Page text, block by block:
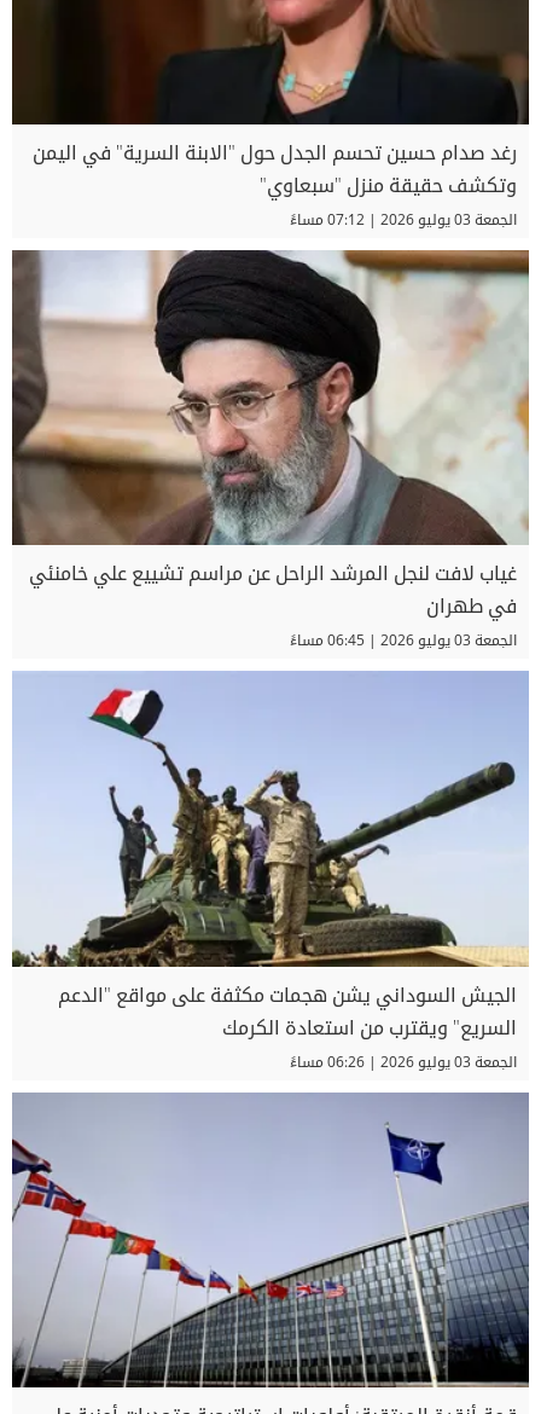
رغد صدام حسين تحسم الجدل حول "الابنة السرية" في اليمن
وتكشف حقيقة منزل "سبعاوي"
الجمعة 03 يوليو 2026 | 07:12 مساءً
غياب لافت لنجل المرشد الراحل عن مراسم تشييع علي خامنئي
في طهران
الجمعة 03 يوليو 2026 | 06:45 مساءً
الجيش السوداني يشن هجمات مكثفة على مواقع "الدعم
السريع" ويقترب من استعادة الكرمك
الجمعة 03 يوليو 2026 | 06:26 مساءً